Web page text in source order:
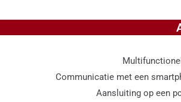
Multifunctionele drukknop
Communicatie met een smartphone
Aansluiting op een pc